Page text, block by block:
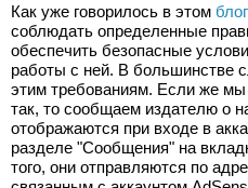
Как уже говорилось в этом
соблюдать определенные
обеспечить безопасные
работы с ней. В большинстве
этим требованиям. Если же
так, то сообщаем издателю о
отображаются при входе в
разделе "Сообщения" на
того, они отправляются по